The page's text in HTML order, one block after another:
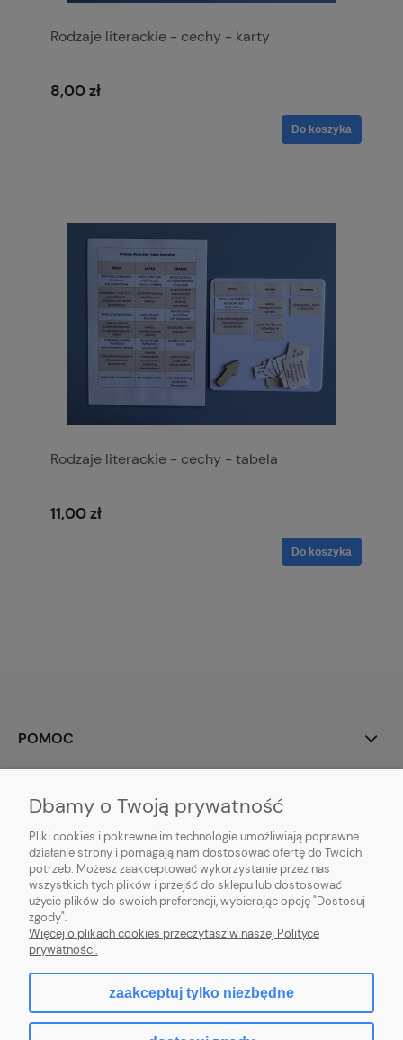
Rodzaje literackie - cechy - karty
8,00 zł
Do koszyka
Rodzaje literackie - cechy - tabela
11,00 zł
Do koszyka
POMOC
PŁATNOŚCI I DOSTAWA
INFORMACJE
O NAS
Dbamy o Twoją prywatność
Pliki cookies i pokrewne im technologie umożliwiają poprawne
działanie strony i pomagają nam dostosować ofertę do Twoich
potrzeb. Możesz zaakceptować wykorzystanie przez nas
wszystkich tych plików i przejść do sklepu lub dostosować
użycie plików do swoich preferencji, wybierając opcję "Dostosuj
zgody".
Więcej o plikach cookies przeczytasz w naszej Polityce
prywatności.
zaakceptuj tylko niezbędne